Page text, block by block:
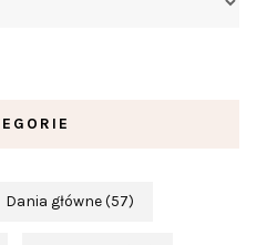
Dania główne(57)